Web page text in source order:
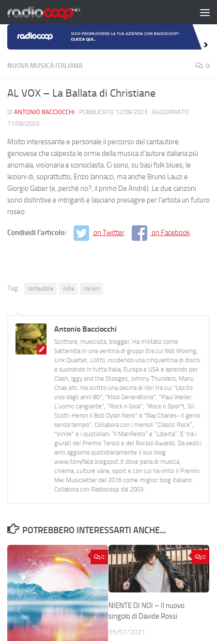
Salta al contenuto
NUOVA MUSICA ITALIANA 0
AL VOX – La Ballata di Christiane
DI ANTONIO BACCIOCCHI · PUBBLICATO 12/09/2023 · AGGIORNATO
11/09/2023
Molto interessante e personale il percorso del cantautore
genovese che calpesta le orme della musica d’autore italiana più
anomala, visionaria e iconoclasta. Ci sono, su basi folk blues, le
lezioni di, soprattutto, Enzo Jannacci, ma anche Bruno Lauzi e
Giorgio Gaber (e, perché no?, il primo De André). Le due canzoni
sono distintive e intriganti e lasciano presagire per l’artista un futuro
roseo.
Condividi l'articolo: on Twitter on Facebook
Tag: cantautore indie italiani
Antonio Bacciocchi
Scrittore, musicista, blogger. Ha militato come
batterista in una ventina di gruppi (tra cui Not Moving,
Link Quartet, Lilith), incidendo una cinquantina di dischi
e suonando in tutta Italia, Europa e USA e aprendo per
Clash, Iggy and the Stooges, Johnny Thunders, Manu
Chao etc. Ha scritto una decina di libri tra cui "Uscito
vivo dagli anni 80", "Mod Generations", "Paul Weller,
L’uomo cangiante", "Rock n Goal", "Rock n Spor"t, Gil
Scott-Heron Il Bob Dylan Nero" e "Ray Charles- Il genio
senza tempo". Collabora con i mensili “Classic Rock”,
"Vinile" e i quotidiani “Il Manifesto” e “Libertà”. E' tra i
giurati del Premio Tenco e del Rockol Awards. Da sedici
anni aggiorna quotidianamente il suo blog
www.tonyface.blogspot.it dove parla di musica,
cinema, culture varie, sport e con cui ha vinto il Premio
Mei Musicletter del 2016 come miglior blog italiano.
Collabora con Radiocoop dal 2003.
POTREBBERO INTERESSARTI ANCHE...
0 0
NIENTE DI NOI – Il nuovo
singolo di Davide Rossi
05/07/2021